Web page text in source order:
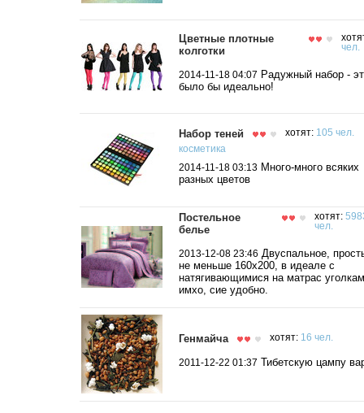
Цветные плотные
колготки
чел.
2014-11-18 04:07 Радужный набор -
было бы идеально!
Набор теней хотят: 105 чел.
косметика
2014-11-18 03:13 Много-много всяких
разных цветов
Постельное
белье
хотят:
чел.
2013-12-08 23:46 Двуспальное,
не меньше 160х200, в идеале с
натягивающимися на матрас
имхо, сие удобно.
Генмайча хотят: 16 чел.
2011-12-22 01:37 Тибетскую цампу